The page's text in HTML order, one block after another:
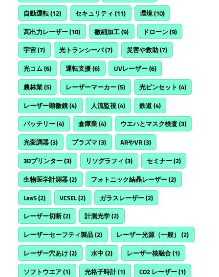
自動運転(12) セキュリティ (11) 環境(10)
高出力レーザー(10) 微細加工(9) ドローン(9)
宇宙(7) 光トランシーバ(7) 災害や救助(7)
光コム(6) 運転支援(6) UVレーザー(6)
農林業(5) レーザーマーカー(5) 光ピンセット (4)
レーザー顕微鏡(4) 人流監視(4) 鉄道(4)
バッテリー(4) 倉庫業(4) ウエハとマスク検査(3)
光変調器(3) プラズマ(3) ARやVR(3)
3Dプリンター(3) リソグラフィ (3) セミナー(2)
生物医学計測器(2) フォトニック結晶レーザー(2)
LaaS(2) VCSEL(2) ガラスレーザー(2)
レーザー切断(2) 計測光学(2)
レーザーセーフティ製品(2) レーザー光源（一般） (2)
レーザー穴あけ(2) 水中 (2) レーザー核融合(1)
ソフトウエア(1) 光格子時計(1) CO2 レーザー(1)